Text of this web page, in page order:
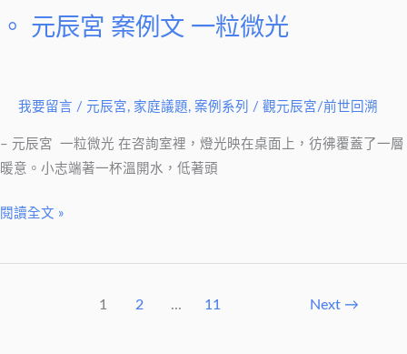
。 元辰宮 案例文 一粒微光
我要留言 / 元辰宮, 家庭議題, 案例系列 / 觀元辰宮/前世回溯
– 元辰宮 一粒微光 在咨詢室裡，燈光映在桌面上，彷彿覆蓋了一層
暖意。小志端著一杯溫開水，低著頭
閱讀全文 »
1 2 ... 11 Next →